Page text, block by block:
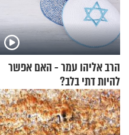
הרב אליהו עמר - האם אפשר
להיות דתי בלב?